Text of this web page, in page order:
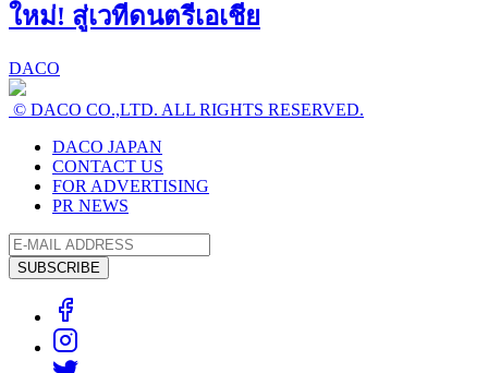
ใหม่! สู่เวทีดนตรีเอเชีย
DACO
© DACO CO.,LTD. ALL RIGHTS RESERVED.
DACO JAPAN
CONTACT US
FOR ADVERTISING
PR NEWS